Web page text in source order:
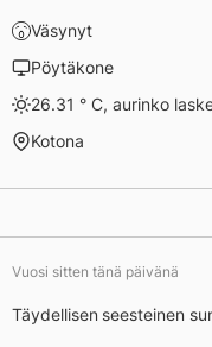
Väsynyt
Pöytäkone
26.31 ° C, aurinko
Kotona
Vuosi sitten tänä päivänä
Täydellisen seesteinen